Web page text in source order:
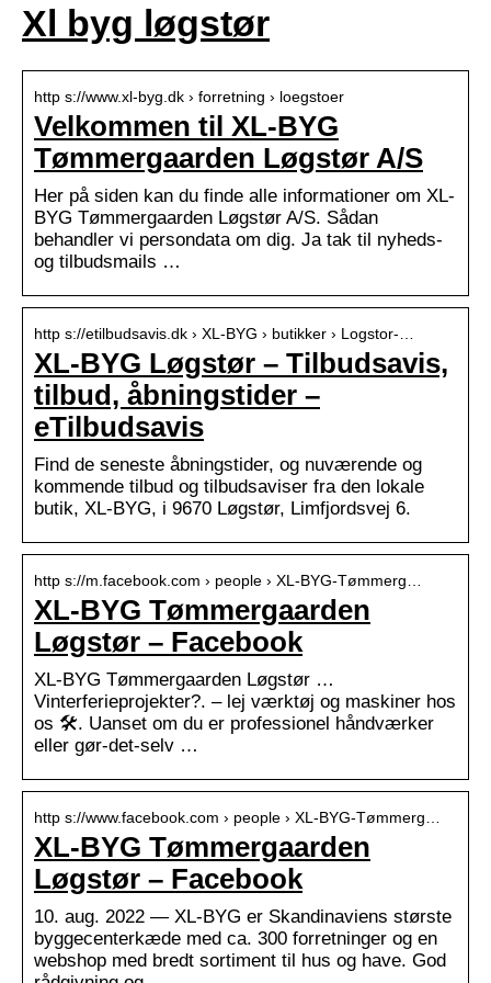
Xl byg løgstør
http s://www.xl-byg.dk › forretning › loegstoer
Velkommen til XL-BYG
Tømmergaarden Løgstør A/S
Her på siden kan du finde alle informationer om XL-
BYG Tømmergaarden Løgstør A/S. Sådan
behandler vi persondata om dig. Ja tak til nyheds-
og tilbudsmails …
http s://etilbudsavis.dk › XL-BYG › butikker › Logstor-…
XL-BYG Løgstør – Tilbudsavis,
tilbud, åbningstider –
eTilbudsavis
Find de seneste åbningstider, og nuværende og
kommende tilbud og tilbudsaviser fra den lokale
butik, XL-BYG, i 9670 Løgstør, Limfjordsvej 6.
http s://m.facebook.com › people › XL-BYG-Tømmerg…
XL-BYG Tømmergaarden
Løgstør – Facebook
XL-BYG Tømmergaarden Løgstør …
Vinterferieprojekter?. – lej værktøj og maskiner hos
os 🛠️. Uanset om du er professionel håndværker
eller gør-det-selv …
http s://www.facebook.com › people › XL-BYG-Tømmerg…
XL-BYG Tømmergaarden
Løgstør – Facebook
10. aug. 2022 — XL-BYG er Skandinaviens største
byggecenterkæde med ca. 300 forretninger og en
webshop med bredt sortiment til hus og have. God